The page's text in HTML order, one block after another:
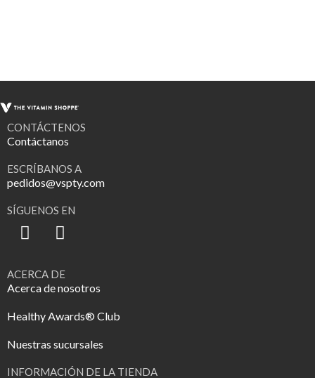
CONTÁCTENOS
Contáctanos
ESCRÍBANOS A
pedidos@vspty.com
SÍGUENOS EN
ACERCA DE
Acerca de nosotros
Healthy Awards® Club
Nuestras sucursales
INFORMACIÓN DE LA TIENDA